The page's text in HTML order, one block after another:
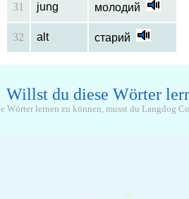
31 jung молодий
32 alt старий
Willst du diese Wörter
Wörter lernen zu können, musst du Langdog